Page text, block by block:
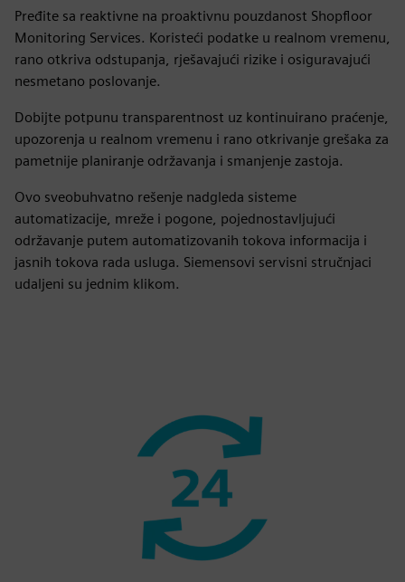
Pređite sa reaktivne na proaktivnu pouzdanost Shopfloor
Monitoring Services. Koristeći podatke u realnom vremenu,
rano otkriva odstupanja, rješavajući rizike i osiguravajući
nesmetano poslovanje.
Dobijte potpunu transparentnost uz kontinuirano praćenje,
upozorenja u realnom vremenu i rano otkrivanje grešaka za
pametnije planiranje održavanja i smanjenje zastoja.
Ovo sveobuhvatno rešenje nadgleda sisteme
automatizacije, mreže i pogone, pojednostavljujući
održavanje putem automatizovanih tokova informacija i
jasnih tokova rada usluga. Siemensovi servisni stručnjaci
udaljeni su jednim klikom.